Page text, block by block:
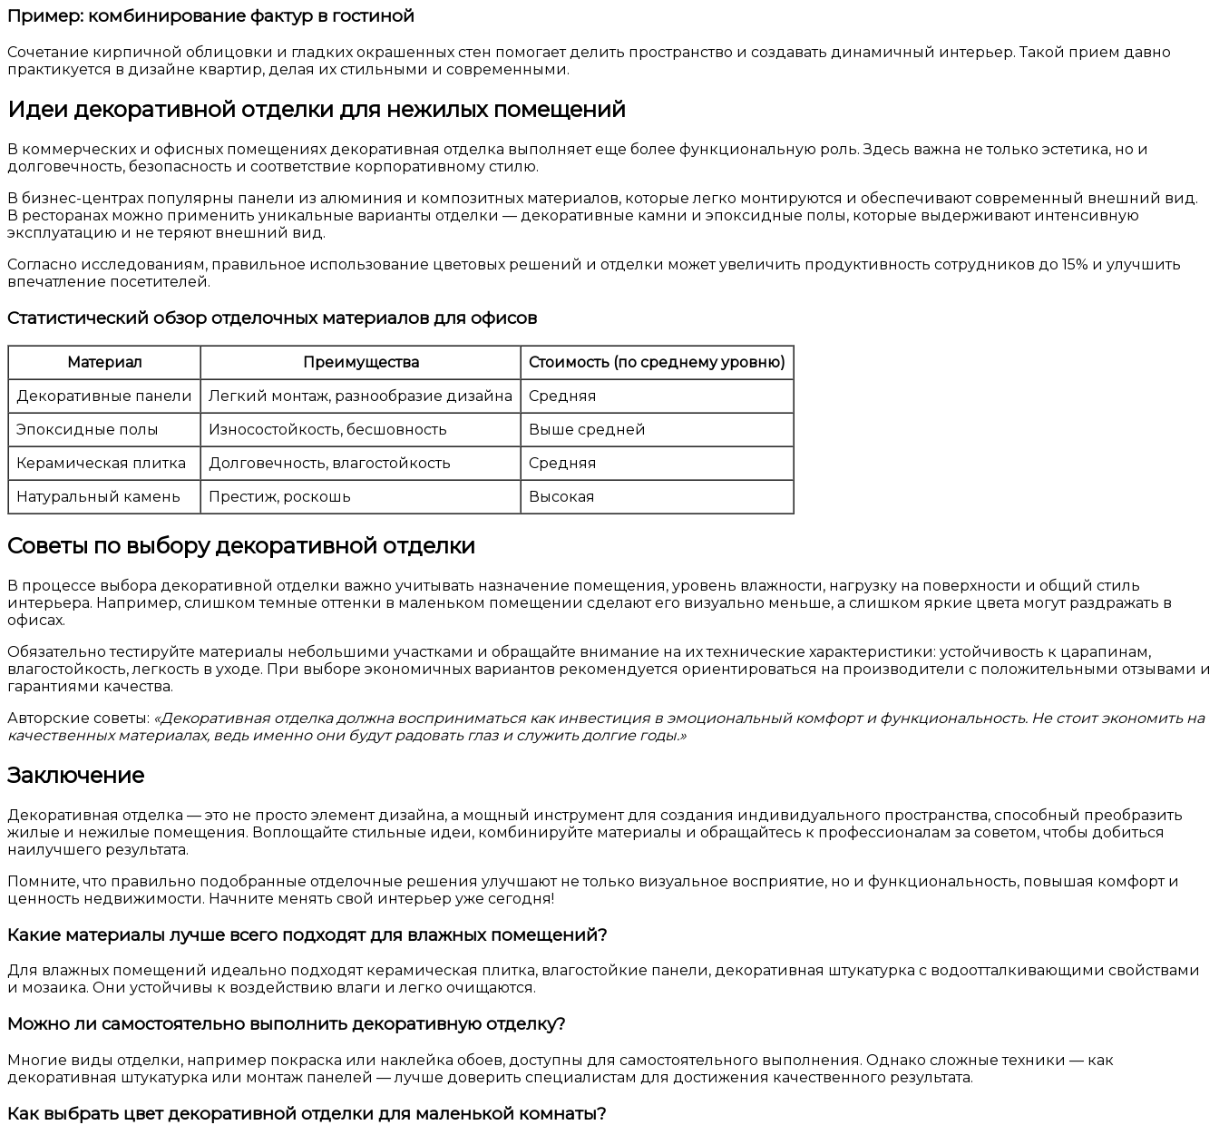
Пример: комбинирование фактур в гостиной
Сочетание кирпичной облицовки и гладких окрашенных стен помогает делить пространство и создавать динамичный интерьер. Такой прием давно
практикуется в дизайне квартир, делая их стильными и современными.
Идеи декоративной отделки для нежилых помещений
В коммерческих и офисных помещениях декоративная отделка выполняет еще более функциональную роль. Здесь важна не только эстетика, но и
долговечность, безопасность и соответствие корпоративному стилю.
В бизнес-центрах популярны панели из алюминия и композитных материалов, которые легко монтируются и обеспечивают современный внешний вид.
В ресторанах можно применить уникальные варианты отделки — декоративные камни и эпоксидные полы, которые выдерживают интенсивную
эксплуатацию и не теряют внешний вид.
Согласно исследованиям, правильное использование цветовых решений и отделки может увеличить продуктивность сотрудников до 15% и улучшить
впечатление посетителей.
Статистический обзор отделочных материалов для офисов
Материал Преимущества
Стоимость (по среднему уровню)
Декоративные панели
Легкий монтаж, разнообразие дизайна
Средняя
Эпоксидные полы
Износостойкость, бесшовность
Выше средней
Керамическая плитка
Долговечность, влагостойкость
Средняя
Натуральный камень
Престиж, роскошь Высокая
Советы по выбору декоративной отделки
В процессе выбора декоративной отделки важно учитывать назначение помещения, уровень влажности, нагрузку на поверхности и общий стиль
интерьера. Например, слишком темные оттенки в маленьком помещении сделают его визуально меньше, а слишком яркие цвета могут раздражать в
офисах.
Обязательно тестируйте материалы небольшими участками и обращайте внимание на их технические характеристики: устойчивость к царапинам,
влагостойкость, легкость в уходе. При выборе экономичных вариантов рекомендуется ориентироваться на производители с положительными отзывами и
гарантиями качества.
Авторские советы: «Декоративная отделка должна восприниматься как инвестиция в эмоциональный комфорт и функциональность. Не стоит экономить на
качественных материалах, ведь именно они будут радовать глаз и служить долгие годы.»
Заключение
Декоративная отделка — это не просто элемент дизайна, а мощный инструмент для создания индивидуального пространства, способный преобразить
жилые и нежилые помещения. Воплощайте стильные идеи, комбинируйте материалы и обращайтесь к профессионалам за советом, чтобы добиться
наилучшего результата.
Помните, что правильно подобранные отделочные решения улучшают не только визуальное восприятие, но и функциональность, повышая комфорт и
ценность недвижимости. Начните менять свой интерьер уже сегодня!
Какие материалы лучше всего подходят для влажных помещений?
Для влажных помещений идеально подходят керамическая плитка, влагостойкие панели, декоративная штукатурка с водоотталкивающими свойствами
и мозаика. Они устойчивы к воздействию влаги и легко очищаются.
Можно ли самостоятельно выполнить декоративную отделку?
Многие виды отделки, например покраска или наклейка обоев, доступны для самостоятельного выполнения. Однако сложные техники — как
декоративная штукатурка или монтаж панелей — лучше доверить специалистам для достижения качественного результата.
Как выбрать цвет декоративной отделки для маленькой комнаты?